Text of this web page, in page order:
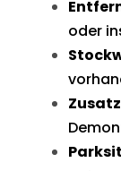
oder